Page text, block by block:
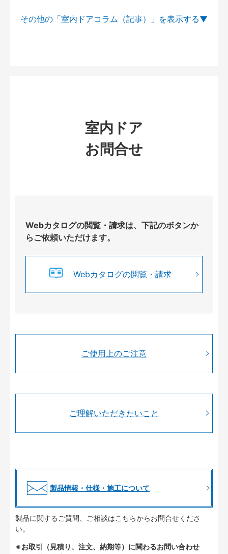
その他の「室内ドアコラム（記事）」を
室内ドア
お問合せ
Webカタログの閲覧・請求は、下記のボタンか
らご依頼いただけます。
Webカタログの閲覧・請求
ご使用上のご注意
ご理解いただきたいこと
製品情報・仕様・施工について
製品に関するご質問、ご相談はこちらからお問合せくださ
い。
※お取引（見積り、注文、納期等）に関わるお問い合わせ